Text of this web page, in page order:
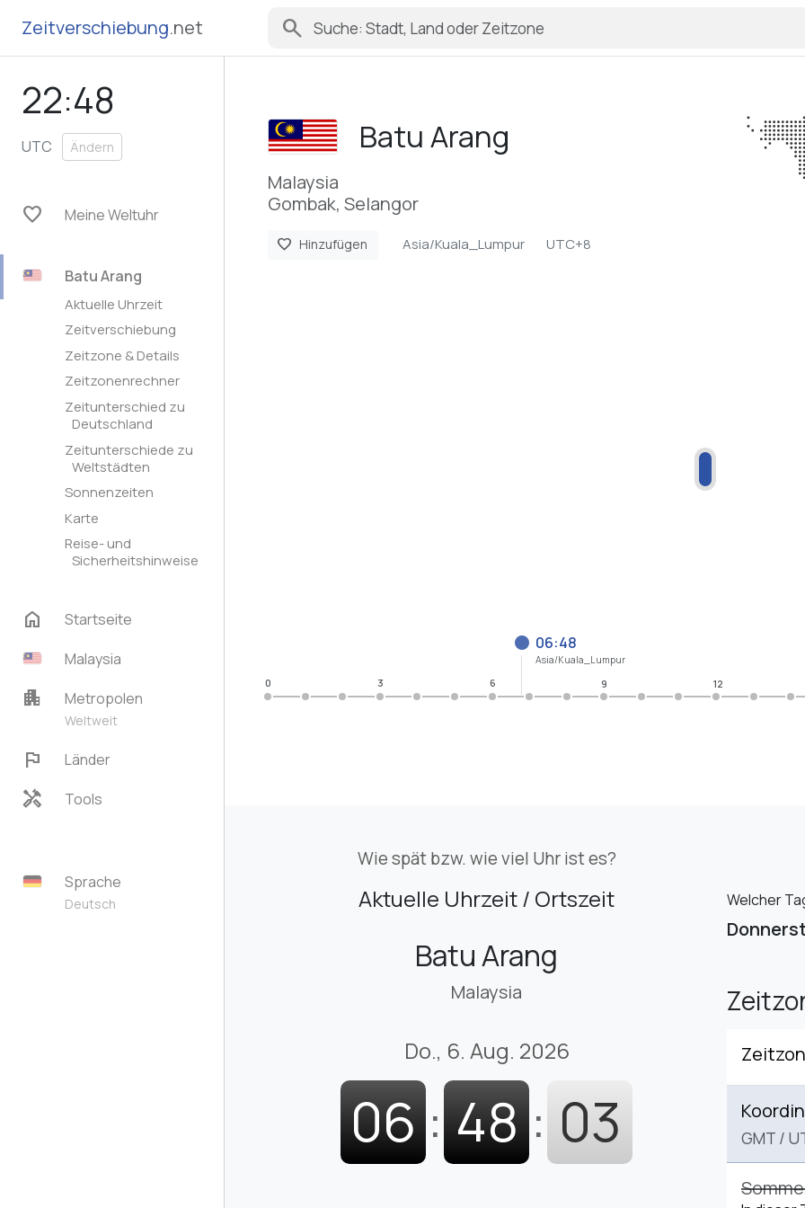
Zeitverschiebung.net search
22:48
UTC Ändern
favorite Meine Weltuhr
Batu Arang
Aktuelle Uhrzeit
Zeitverschiebung
Zeitzone & Details
Zeitzonenrechner
Zeitunterschied zu
Deutschland
Zeitunterschiede zu
Weltstädten
Sonnenzeiten
Karte
Reise- und
Sicherheitshinweise
home
Startseite
Malaysia
apartment Metropolen
Weltweit
flag Länder
handyman Tools
Sprache
Deutsch
Batu Arang
Malaysia
Gombak, Selangor
favorite Hinzufügen Asia/Kuala_Lumpur UTC+8
06:48
Asia/Kuala_Lumpur
0 3 6 9 12
Wie spät bzw. wie viel Uhr ist es?
Aktuelle Uhrzeit / Ortszeit
Batu Arang
Malaysia
Do., 6. Aug. 2026
06 : 48 : 04
Welcher
GMT /